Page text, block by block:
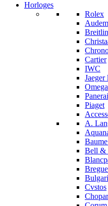
Horloges
Rolex
Cartier
IWC
Jaeger
Omega
Panerai
Piaget
A.
Bell &
Bulgari
Cvstos